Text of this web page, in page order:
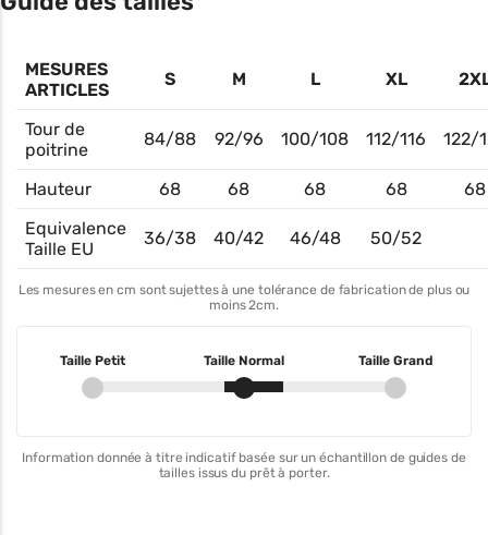
MESURES
ARTICLES
S M L XL
Tour de
poitrine
84/88 92/96 100/108 112/116 122/
Hauteur 68 68 68 68
68
Equivalence
Taille EU
36/38 40/42 46/48 50/52
Les mesures en cm sont sujettes à une tolérance de fabrication de plus ou
moins 2cm.
Taille Petit Taille Normal Taille Grand
Information donnée à titre indicatif basée sur un échantillon de guides de
tailles issus du prêt à porter.